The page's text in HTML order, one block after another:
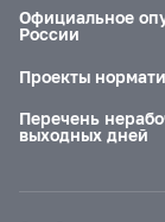
Официальное
России
Проекты
Перечень
выходных дней